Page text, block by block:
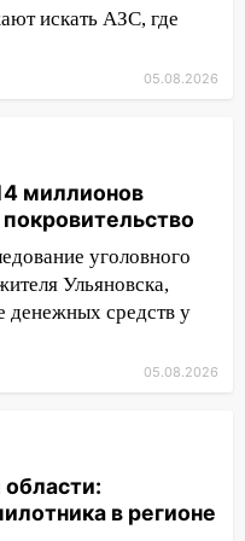
14
сбил 18-
тройного ДТП
байкера
по «зебре»:
улице
искать АЗС, где
05.08.2026
миллионов
уголовного
Ульяновска,
денежных средств у
05.08.2026
области:
в регионе